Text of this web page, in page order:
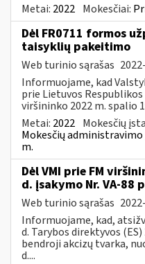
Metai: 2022 Mokesčiai:
Dėl FR0711 formos
taisyklių pakeitimo
Web turinio sąrašas
Informuojame, kad
prie Lietuvos
viršininko 2022 m. spalio
Metai: 2022 Mokesčių
Mokesčių
m.
Dėl VMI prie FM
d. įsakymo Nr. VA-88
Web turinio sąrašas
Informuojame, kad,
d. Tarybos direktyvos (ES)
bendroji akcizų tvarka,
d....